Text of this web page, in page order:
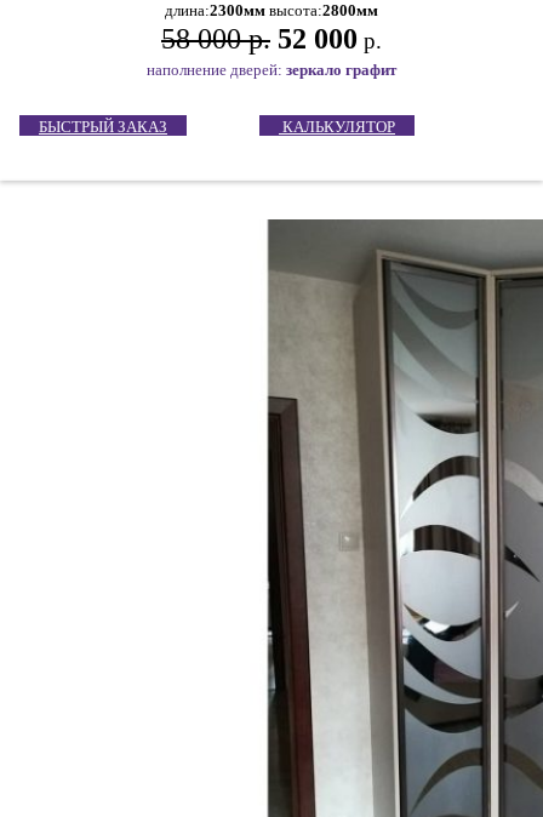
длина:2300мм высота:2800мм
58 000 р. 52 000 р.
наполнение дверей: зеркало графит
БЫСТРЫЙ ЗАКАЗ КАЛЬКУЛЯТОР